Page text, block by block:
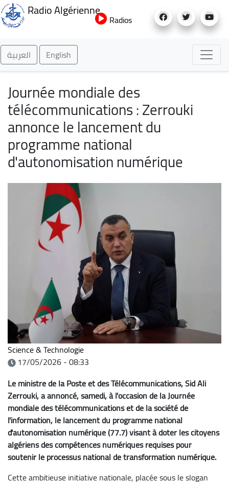
au
Radio Algérienne
Radios
العربية English
Journée mondiale des
télécommunications : Zerrouki
annonce le lancement du
programme national
d'autonomisation numérique
Science & Technologie
17/05/2026 - 08:33
Le ministre de la Poste et des Télécommunications, Sid Ali
Zerrouki, a annoncé, samedi, à l'occasion de la Journée
mondiale des télécommunications et de la société de
l'information, le lancement du programme national
d'autonomisation numérique (77.7) visant à doter les citoyens
algériens des compétences numériques requises pour
soutenir le processus national de transformation numérique.
Cette ambitieuse initiative nationale, placée sous le slogan